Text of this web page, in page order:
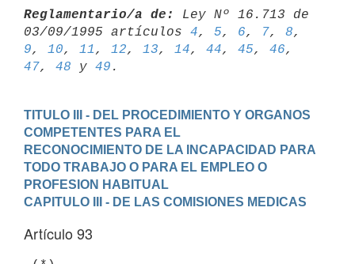
Reglamentario/a de:
Ley Nº 16.713 de
03/09/1995 artículos 4, 5, 6, 7, 8,
9, 10, 11 , 12, 13, 14, 44, 45, 46
47, 48 y 49
TITULO III - DEL PROCEDIMIENTO Y ORGANOS
COMPETENTES PARA EL
RECONOCIMIENTO DE LA INCAPACIDAD PARA
TODO TRABAJO O PARA EL EMPLEO O
PROFESION HABITUAL
CAPITULO III - DE LAS COMISIONES MEDICAS
Artículo 93